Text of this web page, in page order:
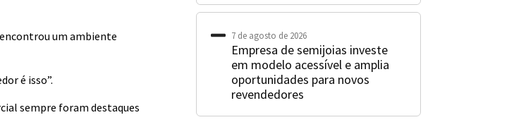
um ambiente
é isso”.
sempre foram destaques
7 de agosto de 2026
Empresa de semijoias investe
em modelo acessível e amplia
oportunidades para novos
revendedores